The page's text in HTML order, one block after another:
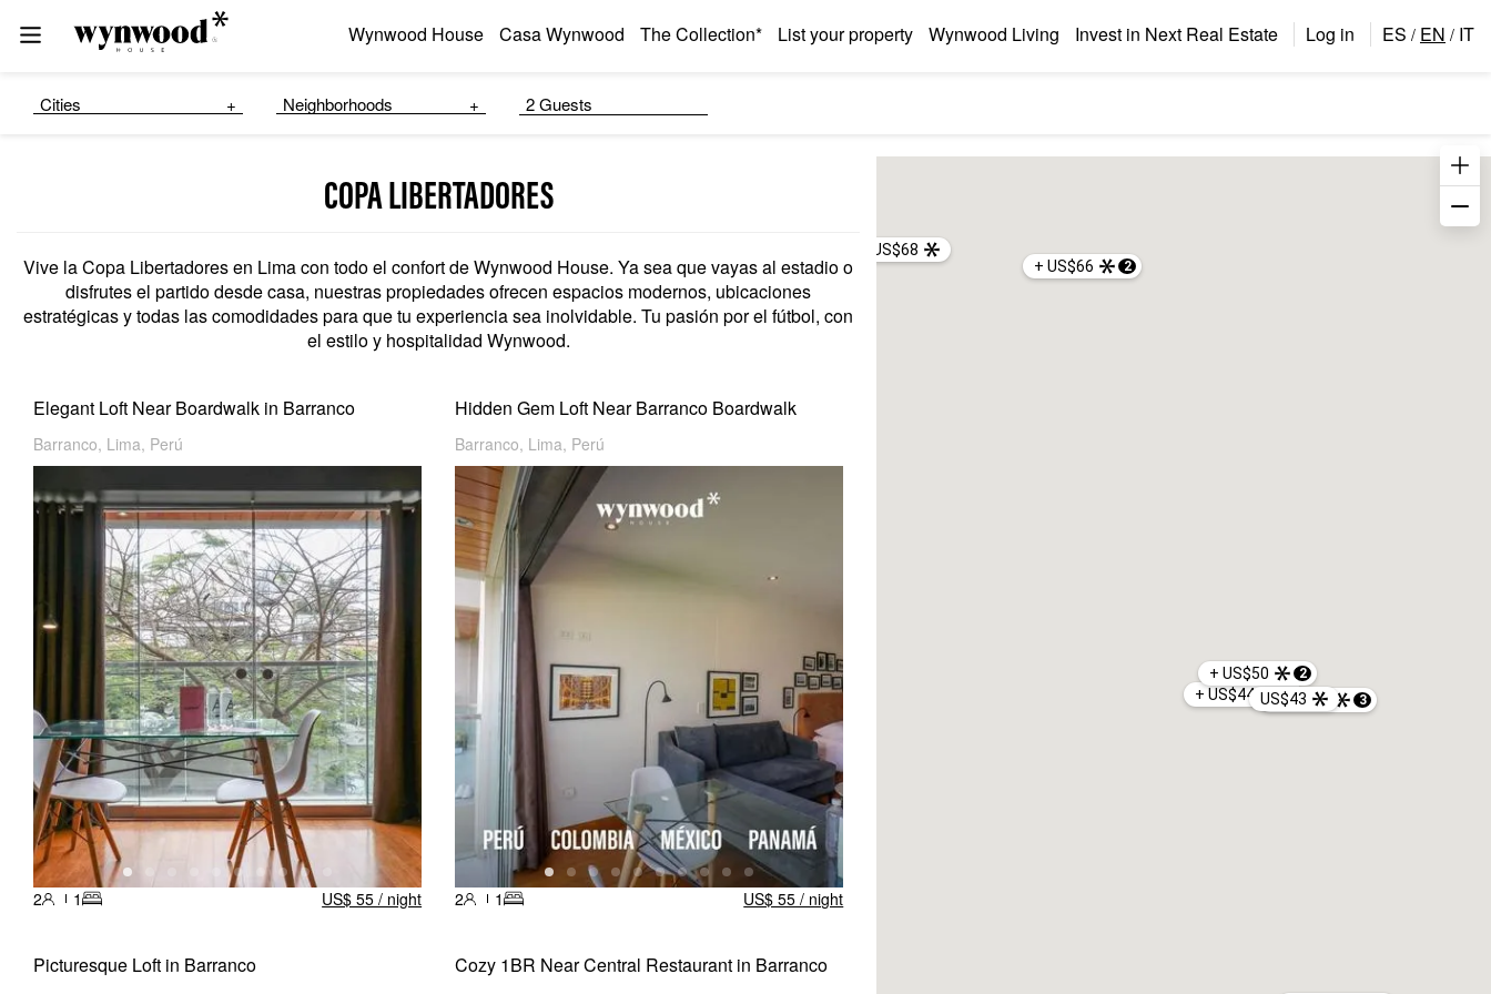
Wynwood House Casa Wynwood The Collection* List your property Wynwood Living Invest in Next Real Estate Log in ES / EN / IT
Cities Neighborhoods 2 Guests
COPA LIBERTADORES
Vive la Copa Libertadores en Lima con todo el confort de Wynwood House. Ya sea que vayas al estadio o
disfrutes el partido desde casa, nuestras propiedades ofrecen espacios modernos, ubicaciones
estratégicas y todas las comodidades para que tu experiencia sea inolvidable. Tu pasión por el fútbol, con
el estilo y hospitalidad Wynwood.
Elegant Loft Near Boardwalk in Barranco
Barranco, Lima, Perú
2 1 US$ 55 / night
Hidden Gem Loft Near Barranco Boardwalk
Barranco, Lima, Perú
2 1 US$ 55 / night
Picturesque Loft in Barranco Cozy 1BR Near Central Restaurant in Barranco
+ US$44 6
+ US$44 3
US$68
+ US$50 2
+ US$66 2
US$43